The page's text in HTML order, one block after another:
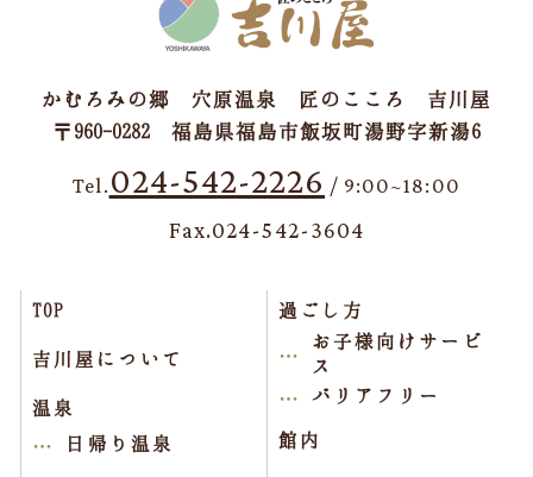
かむろみの郷 穴原温泉 匠のこころ 吉川屋
〒960-0282 福島県福島市飯坂町湯野字新湯6
Tel. 024-542-2226 / 9:00~18:00
Fax.024-542-3604
TOP
吉川屋について
温泉
日帰り温泉
過ごし方
お子様向けサービ
ス
バリアフリー
館内